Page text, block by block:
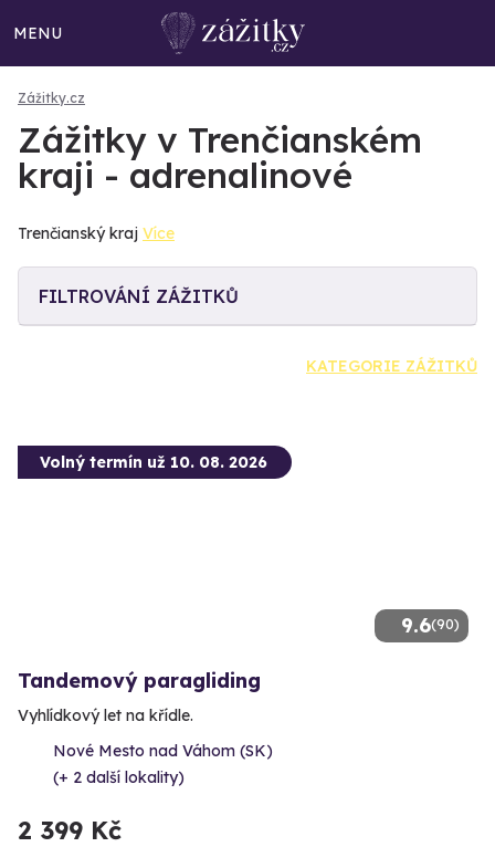
MENU
Zážitky.cz
Zážitky v Trenčianském
kraji - adrenalinové
Trenčianský kraj Více
FILTROVÁNÍ ZÁŽITKŮ
KATEGORIE ZÁŽITKŮ
9.6(90)
Volný termín už 10. 08. 2026
Tandemový paragliding
Vyhlídkový let na křídle.
Nové Mesto nad Váhom (SK)
(+ 2 další lokality)
2 399 Kč